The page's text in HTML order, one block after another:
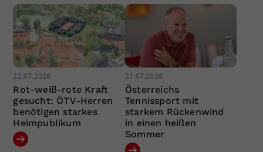
22.07.2026
Rot-weiß-rote Kraft
gesucht: ÖTV-Herren
benötigen starkes
Heimpublikum
21.07.2026
Österreichs
Tennissport mit
starkem Rückenwind
in einen heißen
Sommer